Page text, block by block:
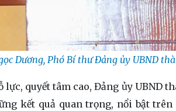
Dương, Phó Bí thư Đảng ủy UBND
lực, quyết tâm cao, Đảng ủy UBND
kết quả quan trọng, nổi bật